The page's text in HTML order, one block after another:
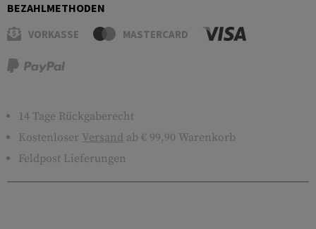
BEZAHLMETHODEN
VORKASSE MASTERCARD
14 Tage Rückgaberecht
Kostenloser Versand ab € 99,90 Warenkorb
Feldpost Lieferungen